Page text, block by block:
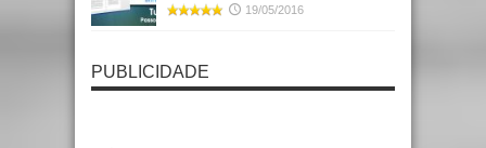
19/05/2016
PUBLICIDADE